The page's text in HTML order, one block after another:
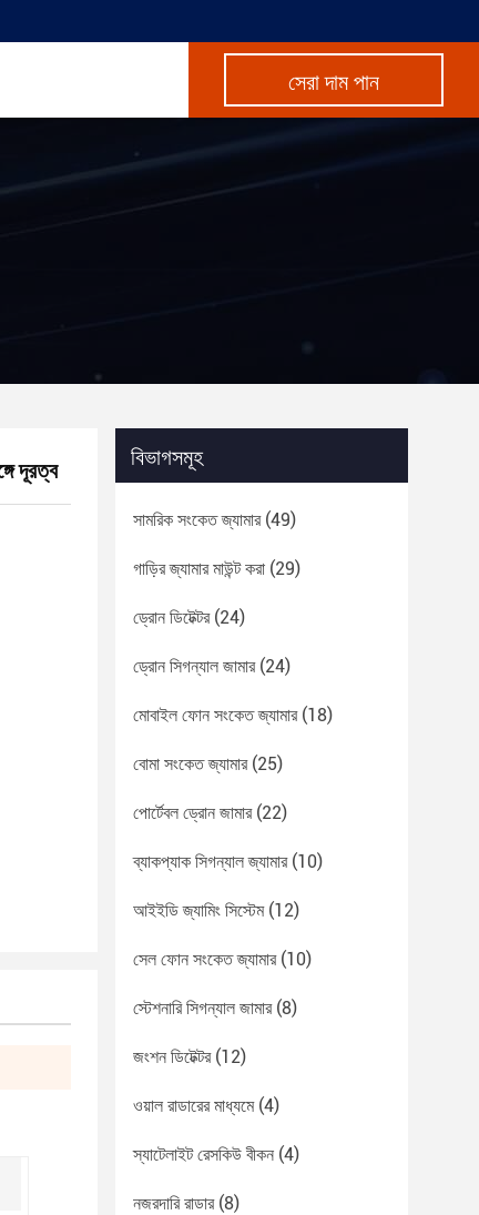
সেরা দাম পান
দূরত্ব বিভাগসমূহ
সামরিক সংকেত জ্যামার(49)
গাড়ির জ্যামার মাউন্ট করা (29)
ড্রোন ডিটেক্টর(24)
ড্রোন সিগন্যাল জামার(24)
মোবাইল ফোন সংকেত জ্যামার(18)
বোমা সংকেত জ্যামার(25)
পোর্টেবল ড্রোন জামার(22)
ব্যাকপ্যাক সিগন্যাল জ্যামার(10)
আইইডি জ্যামিং সিস্টেম(12)
সেল ফোন সংকেত জ্যামার(10)
স্টেশনারি সিগন্যাল জামার(8)
জংশন ডিটেক্টর(12)
ওয়াল রাডারের মাধ্যমে(4)
স্যাটেলাইট রেসকিউ বীকন (4)
নজরদারি রাডার(8)